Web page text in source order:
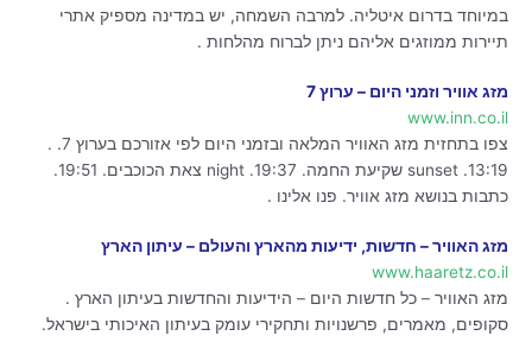
במיוחד בדרום איטליה. למרבה השמחה, יש במדינה מספיק אתרי
תיירות ממוזגים אליהם ניתן לברוח מהלחות .
מזג אוויר וזמני היום – ערוץ 7
www.inn.co.il
צפו בתחזית מזג האוויר המלאה ובזמני היום לפי אזורכם בערוץ 7. .
13:19. sunset שקיעת החמה. 19:37. night צאת הכוכבים. 19:51.
כתבות בנושא מזג אוויר. פנו אלינו .
מזג האוויר – חדשות, ידיעות מהארץ והעולם – עיתון הארץ
www.haaretz.co.il
מזג האוויר – כל חדשות היום – הידיעות והחדשות בעיתון הארץ .
סקופים, מאמרים, פרשנויות ותחקירי עומק בעיתון האיכותי בישראל.